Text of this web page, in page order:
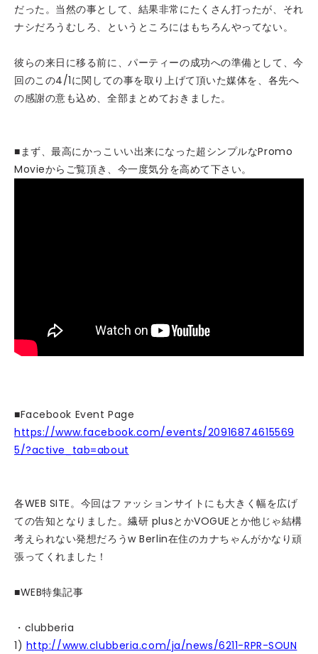
だった。当然の事として、結果非常にたくさん打ったが、それ
ナシだろうむしろ、というところにはもちろんやってない。
彼らの来日に移る前に、パーティーの成功への準備として、今
回のこの4/1に関しての事を取り上げて頂いた媒体を、各先へ
の感謝の意も込め、全部まとめておきました。
■まず、最高にかっこいい出来になった超シンプルなPromo
Movieからご覧頂き、今一度気分を高めて下さい。
■Facebook Event Page
https://www.facebook.com/events/20916874615569
5/?active_tab=about
各WEB SITE。今回はファッションサイトにも大きく幅を広げ
ての告知となりました。繊研 plusとかVOGUEとか他じゃ結構
考えられない発想だろうw Berlin在住のカナちゃんがかなり頑
張ってくれました！
■WEB特集記事
・clubberia
1) http://www.clubberia.com/ja/news/6211-RPR-SOUN